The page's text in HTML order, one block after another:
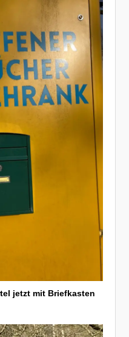
jetzt mit Briefkasten